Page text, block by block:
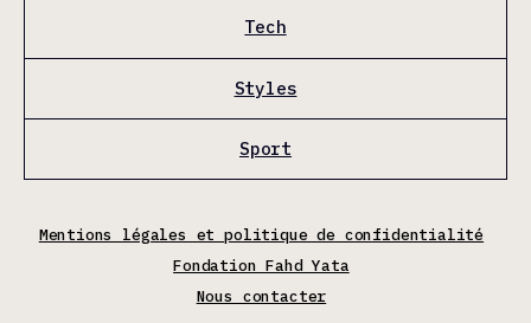
Tech
Styles
Sport
Mentions légales et politique de confidentialité
Fondation Fahd Yata
Nous contacter